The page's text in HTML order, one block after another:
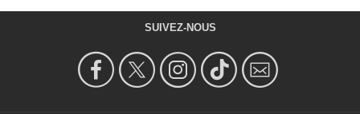
SUIVEZ-NOUS